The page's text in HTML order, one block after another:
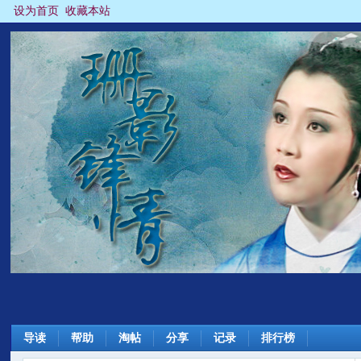
设为首页 收藏本站
导读 帮助 淘帖 分享 记录 排行榜